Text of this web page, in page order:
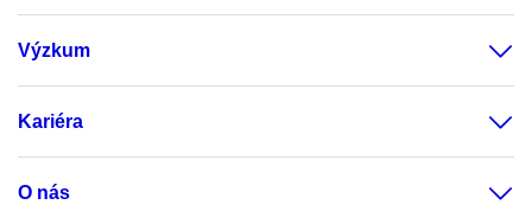
Výzkum
Kariéra
O nás